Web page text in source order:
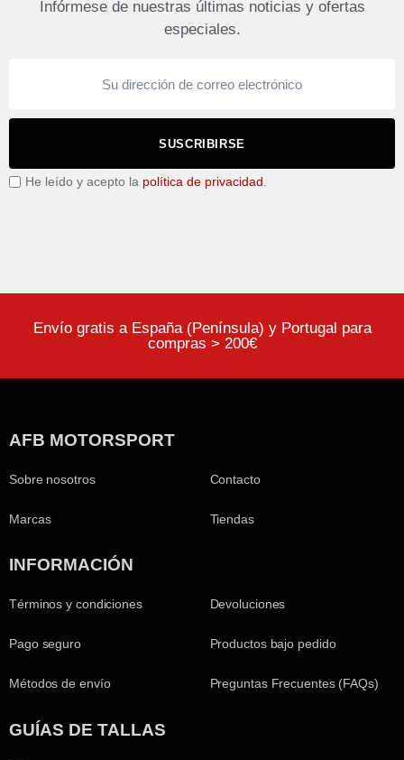
Infórmese de nuestras últimas noticias y ofertas
especiales.
SUSCRIBIRSE
He leído y acepto la política de privacidad
Envío gratis a España (Península) y Portugal para
compras > 200€
AFB MOTORSPORT
Sobre nosotros
Marcas
Contacto
Tiendas
INFORMACIÓN
Términos y condiciones
Pago seguro
Métodos de envío
Devoluciones
Productos bajo pedido
Preguntas Frecuentes (FAQs)
GUÍAS DE TALLAS